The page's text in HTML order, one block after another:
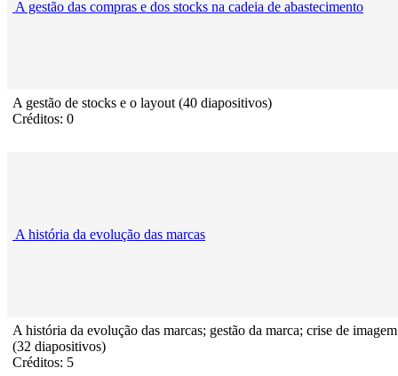
A gestão das compras e dos stocks na cadeia de abastecimento
A gestão de stocks e o layout (40 diapositivos)
Créditos: 0
A história da evolução das marcas
A história da evolução das marcas; gestão da marca; crise de imagem
(32 diapositivos)
Créditos: 5